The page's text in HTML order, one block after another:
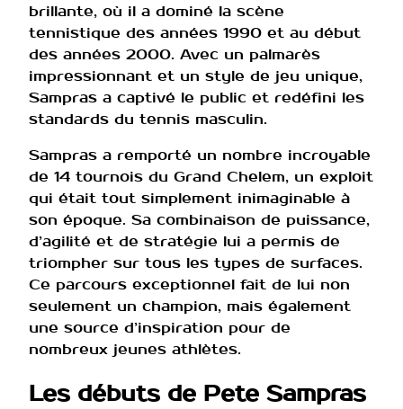
brillante, où il a dominé la scène
tennistique des années 1990 et au début
des années 2000. Avec un palmarès
impressionnant et un style de jeu unique,
Sampras a captivé le public et redéfini les
standards du tennis masculin.
Sampras a remporté un nombre incroyable
de 14 tournois du Grand Chelem, un exploit
qui était tout simplement inimaginable à
son époque. Sa combinaison de puissance,
d’agilité et de stratégie lui a permis de
triompher sur tous les types de surfaces.
Ce parcours exceptionnel fait de lui non
seulement un champion, mais également
une source d’inspiration pour de
nombreux jeunes athlètes.
Les débuts de Pete Sampras